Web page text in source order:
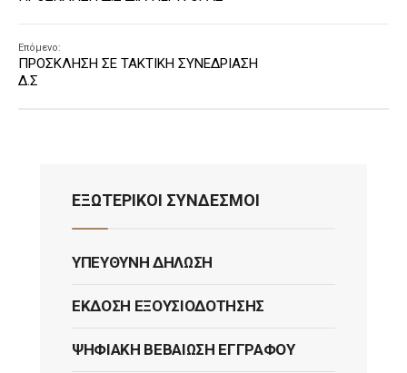
Επόμενο:
ΠΡΟΣΚΛΗΣΗ ΣΕ ΤΑΚΤΙΚΗ ΣΥΝΕΔΡΙΑΣΗ
Δ.Σ
ΕΞΩΤΕΡΙΚΟΙ ΣΥΝΔΕΣΜΟΙ
ΥΠΕΎΘΥΝΗ ΔΉΛΩΣΗ
ΈΚΔΟΣΗ ΕΞΟΥΣΙΟΔΌΤΗΣΗΣ
ΨΗΦΙΑΚΉ ΒΕΒΑΊΩΣΗ ΕΓΓΡΆΦΟΥ